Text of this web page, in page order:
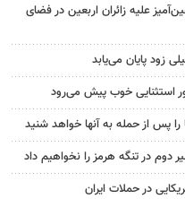
علیه زائران اربعین در فضای
زود پایان می‌یابد
استثنایی خوب پیش می‌رود
پس از حمله به آنها خواهد شنید
در تنگه هرمز را نخواهیم داد